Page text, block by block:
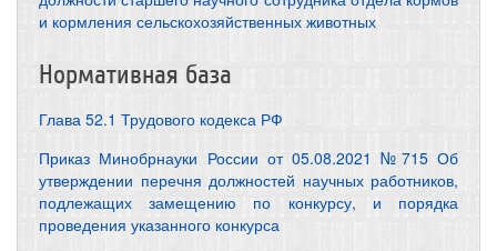
и кормления сельскохозяйственных животных
Нормативная база
Глава 52.1 Трудового кодекса РФ
Приказ Минобрнауки России от 05.08.2021 №715 Об
утверждении перечня должностей научных работников,
подлежащих замещению по конкурсу, и порядка
проведения указанного конкурса